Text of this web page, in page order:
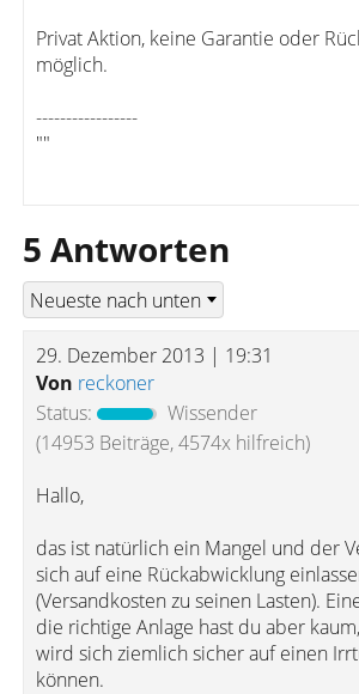
Privat Aktion, keine Garantie oder
möglich.
-----------------
""
5 Antworten
29. Dezember 2013 | 19:31
Von reckoner
Status:
Wissender
(14953 Beiträge, 4574x hilfreich)
Hallo,
das ist natürlich ein Mangel und der
sich auf eine Rückabwicklung
(Versandkosten zu seinen Lasten).
die richtige Anlage hast du aber
wird sich ziemlich sicher auf einen
können.